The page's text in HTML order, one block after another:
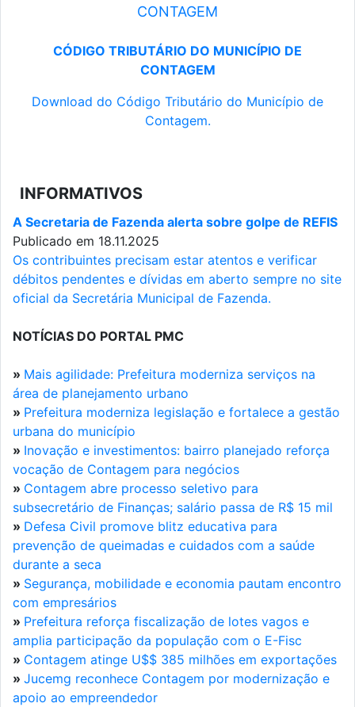
CONTAGEM
CÓDIGO TRIBUTÁRIO DO MUNICÍPIO DE
CONTAGEM
Download do Código Tributário do Município de
Contagem.
INFORMATIVOS
A Secretaria de Fazenda alerta sobre golpe de REFIS
Publicado em 18.11.2025
Os contribuintes precisam estar atentos e verificar
débitos pendentes e dívidas em aberto sempre no site
oficial da Secretária Municipal de Fazenda.
NOTÍCIAS DO PORTAL PMC
» Mais agilidade: Prefeitura moderniza serviços na
área de planejamento urbano
» Prefeitura moderniza legislação e fortalece a gestão
urbana do município
» Inovação e investimentos: bairro planejado reforça
vocação de Contagem para negócios
» Contagem abre processo seletivo para
subsecretário de Finanças; salário passa de R$ 15 mil
» Defesa Civil promove blitz educativa para
prevenção de queimadas e cuidados com a saúde
durante a seca
» Segurança, mobilidade e economia pautam encontro
com empresários
» Prefeitura reforça fiscalização de lotes vagos e
amplia participação da população com o E-Fisc
» Contagem atinge U$$ 385 milhões em exportações
» Jucemg reconhece Contagem por modernização e
apoio ao empreendedor